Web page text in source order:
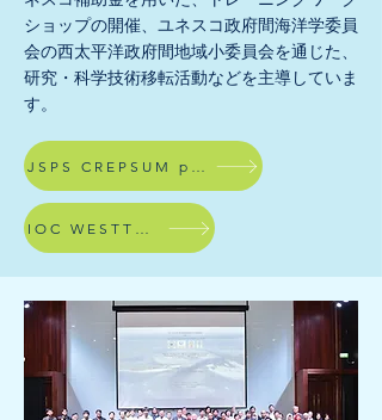
ショップの開催、ユネスコ政府間海洋学委員
会の西太平洋政府間地域小委員会を通じた、
研究・科学技術移転活動​などを主導していま
す。